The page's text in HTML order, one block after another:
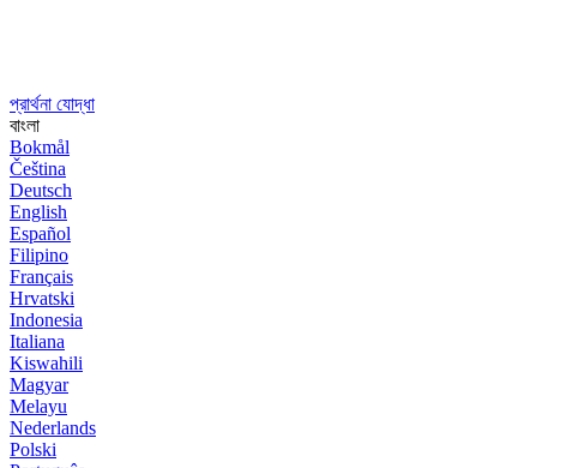
প্রার্থনা যোদ্ধা
বাংলা
Bokmål
Čeština
Deutsch
English
Español
Filipino
Français
Hrvatski
Indonesia
Italiana
Kiswahili
Magyar
Melayu
Nederlands
Polski